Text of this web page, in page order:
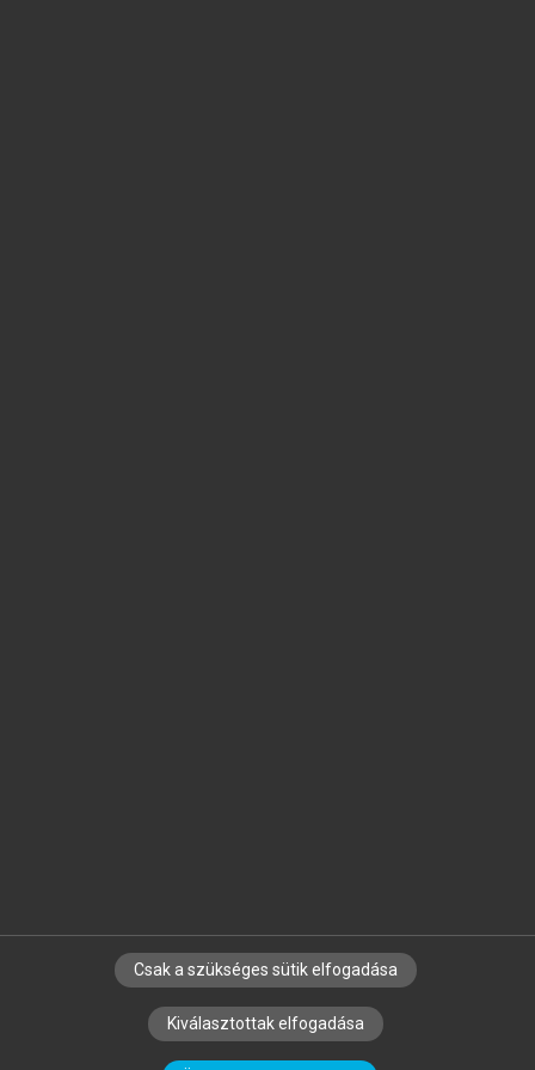
SZERZŐKNEK CÉGEKNEK KÖNYVTÁROSOKNAK
SZERKESZTÉSI ÉS LEKTORÁLÁSI ALAPELVEK
Csak a szükséges sütik elfogadása
Kiválasztottak elfogadása